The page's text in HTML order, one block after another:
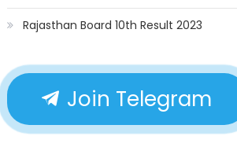
Rajasthan Board 10th Result 2023
Join Telegram